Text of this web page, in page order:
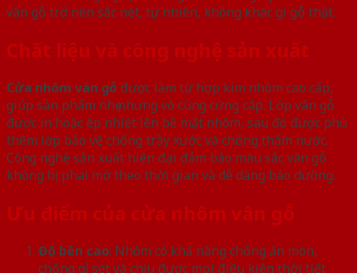
vân gỗ trở nên sắc nét, tự nhiên, không khác gì gỗ thật.
Chất liệu và công nghệ sản xuất
Cửa nhôm vân gỗ được làm từ hợp kim nhôm cao cấp,
giúp sản phẩm nhẹ nhưng vô cùng cứng cáp. Lớp vân gỗ
được in hoặc ép nhiệt lên bề mặt nhôm, sau đó được phủ
thêm lớp bảo vệ chống trầy xước và chống thấm nước.
Công nghệ sản xuất hiện đại đảm bảo màu sắc vân gỗ
không bị phai mờ theo thời gian và dễ dàng bảo dưỡng.
Ưu điểm của cửa nhôm vân gỗ
Độ bền cao: Nhôm có khả năng chống ăn mòn,
chống gỉ sét và chịu được mọi điều kiện thời tiết